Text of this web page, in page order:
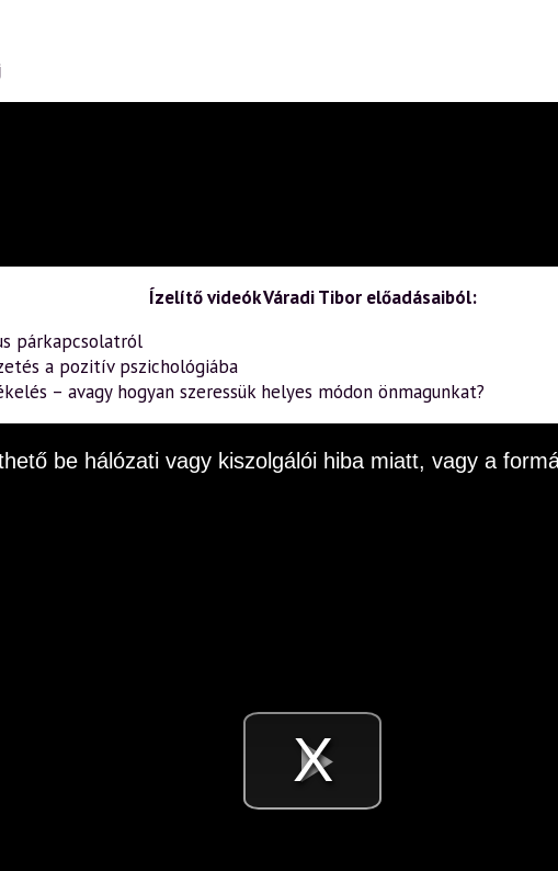
Ízelítő videók Váradi Tibor előadásaiból:
párkapcsolatról
a pozitív pszichológiába
– avagy hogyan szeressük helyes módon önmagunkat?
Videó
be hálózati vagy kiszolgálói hiba miatt, vagy a